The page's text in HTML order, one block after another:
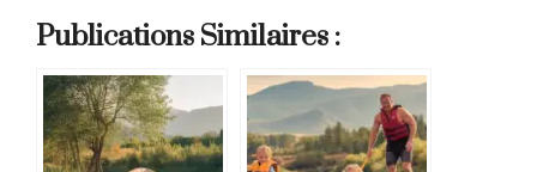
Publications Similaires :